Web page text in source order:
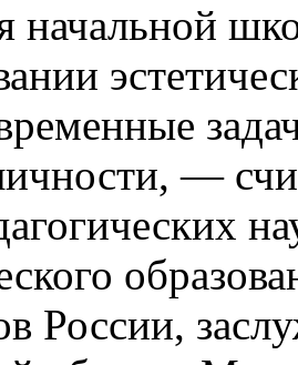
начальной
—
России,